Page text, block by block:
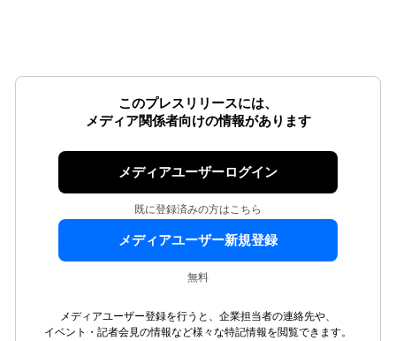
このプレスリリースには、
メディア関係者向けの情報があります
メディアユーザーログイン
既に登録済みの方はこちら
メディアユーザー新規登録
無料
メディアユーザー登録を行うと、企業担当者の連絡先や、
イベント・記者会見の情報など様々な特記情報を閲覧できます。